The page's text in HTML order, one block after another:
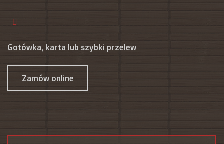
Gotówka, karta lub szybki przelew
Zamów online